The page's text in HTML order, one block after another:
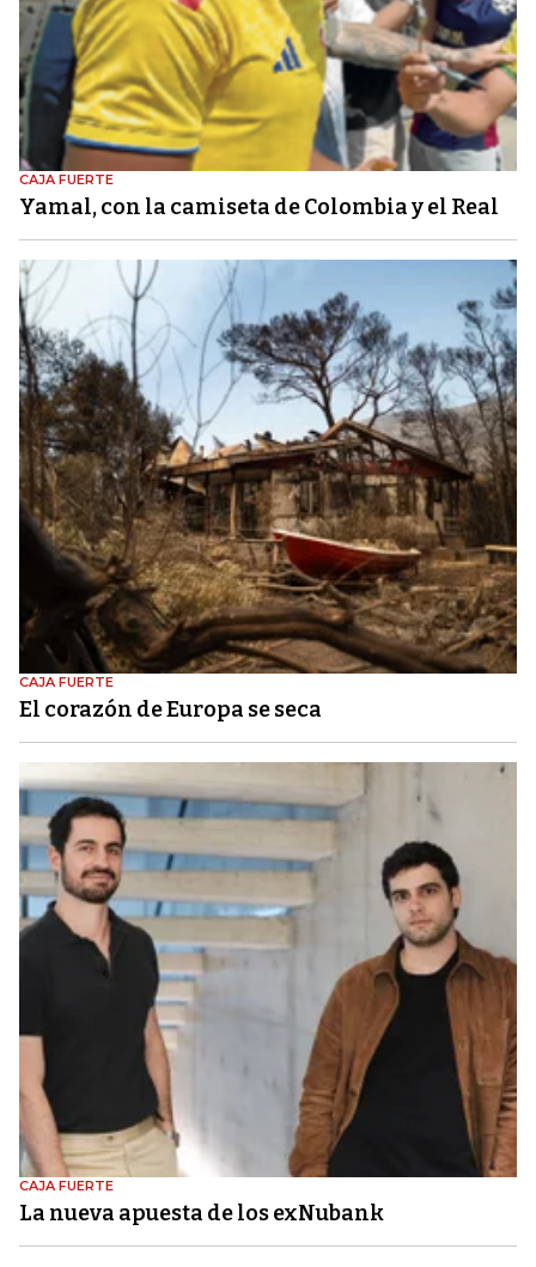
CAJA FUERTE
Yamal, con la camiseta de Colombia y el Real
CAJA FUERTE
El corazón de Europa se seca
CAJA FUERTE
La nueva apuesta de los exNubank